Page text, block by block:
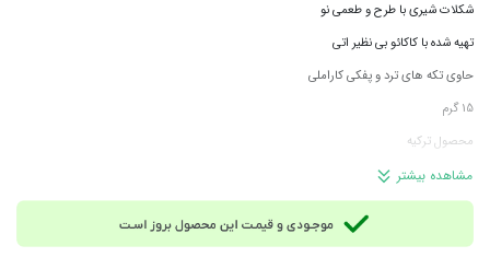
شکلات شیری با طرح و طعمی نو
تهیه شده با کاکائو بی نظیر اتی
حاوی تکه های ترد و پفکی کاراملی
15 گرم
محصول ترکیه
مشاهده بیشتر